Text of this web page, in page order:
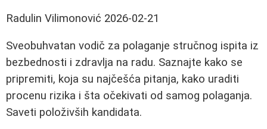
Radulin Vilimonović 2026-02-21
Sveobuhvatan vodič za polaganje stručnog ispita iz
bezbednosti i zdravlja na radu. Saznajte kako se
pripremiti, koja su najčešća pitanja, kako uraditi
procenu rizika i šta očekivati od samog polaganja.
Saveti položivših kandidata.